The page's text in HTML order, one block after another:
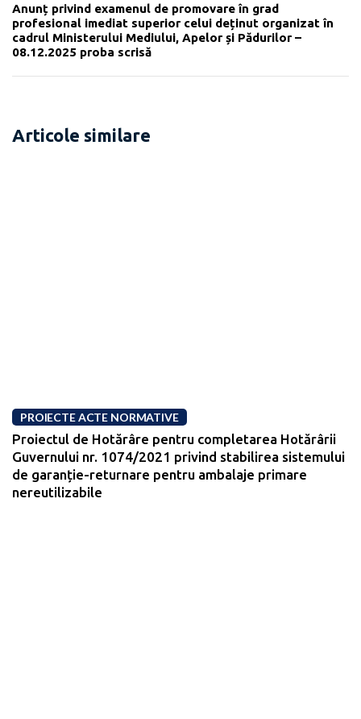
Anunț privind examenul de promovare în grad
profesional imediat superior celui deținut organizat în
cadrul Ministerului Mediului, Apelor și Pădurilor –
08.12.2025 proba scrisă
Articole similare
PROIECTE ACTE NORMATIVE
Proiectul de Hotărâre pentru completarea Hotărârii
Guvernului nr. 1074/2021 privind stabilirea sistemului
de garanție-returnare pentru ambalaje primare
nereutilizabile